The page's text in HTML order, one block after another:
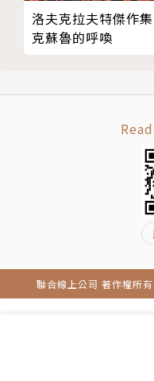
洛夫克拉夫特傑作集
克蘇魯的呼喚
聯合線上公司 著作權所